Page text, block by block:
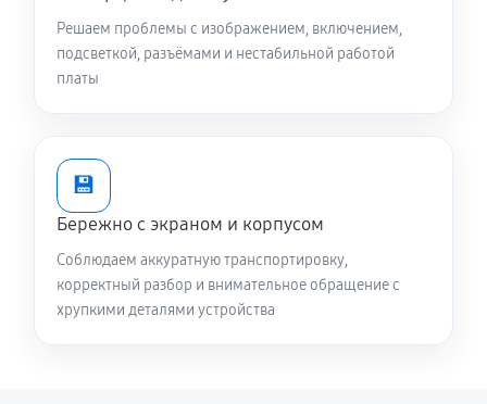
Решаем проблемы с изображением, включением,
подсветкой, разъёмами и нестабильной работой
платы
💾
Бережно с экраном и корпусом
Соблюдаем аккуратную транспортировку,
корректный разбор и внимательное обращение с
хрупкими деталями устройства